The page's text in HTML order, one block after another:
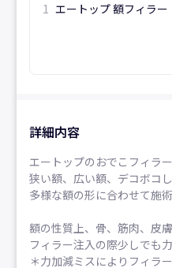
1 エートップ 額フィラー
詳細内容
エートップのおでこフィラ
狭い額、広い額、デコボコ
多様な額の形に合わせて施術
額の性質上、骨、筋肉、皮
フィラー注入の際少しでも
＊力加減ミスによりフィラ